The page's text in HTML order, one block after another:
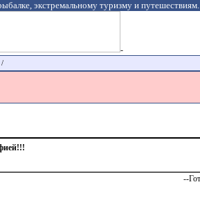
экстремальному туризму и путешествиям.
-
/